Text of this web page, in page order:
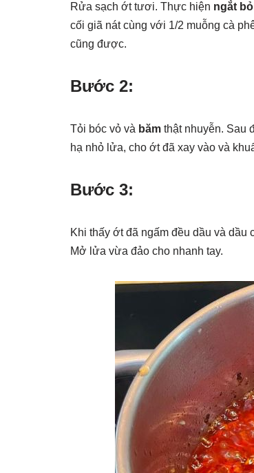
Rửa sạch ớt tươi. Thực hiện ngắt bỏ
cối giã nát cùng với 1/2 muỗng cà
cũng được.
Bước 2:
Tỏi bóc vỏ và băm thật nhuyễn. Sau
hạ nhỏ lửa, cho ớt đã xay vào và
Bước 3:
Khi thấy ớt đã ngấm đều dầu và
Mở lửa vừa đảo cho nhanh tay.